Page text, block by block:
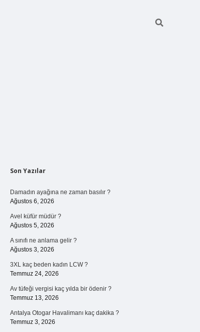
Sidebar
Son Yazılar
Damadın ayağına ne zaman basılır ?
Ağustos 6, 2026
Avel küfür müdür ?
Ağustos 5, 2026
A sınıfı ne anlama gelir ?
Ağustos 3, 2026
3XL kaç beden kadın LCW ?
Temmuz 24, 2026
Av tüfeği vergisi kaç yılda bir ödenir ?
Temmuz 13, 2026
Antalya Otogar Havalimanı kaç dakika ?
Temmuz 3, 2026